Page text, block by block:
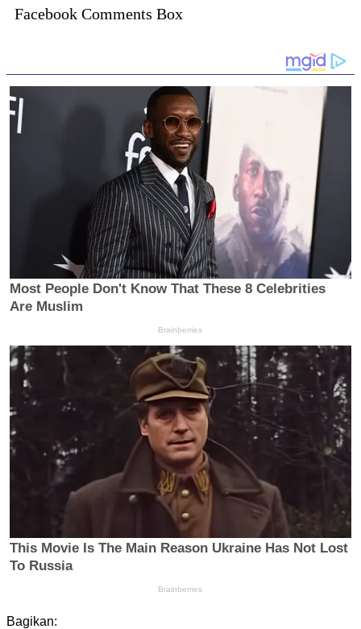
Facebook Comments Box
Bagikan: